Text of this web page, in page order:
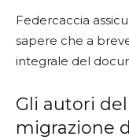
Federcaccia
sapere che a
integrale del
Gli autori
migrazione